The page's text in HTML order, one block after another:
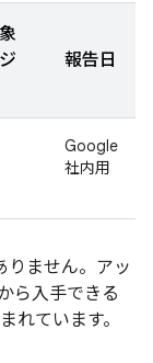
報告日
Google
社内用
りません。アッ
ら入手できる
れています。